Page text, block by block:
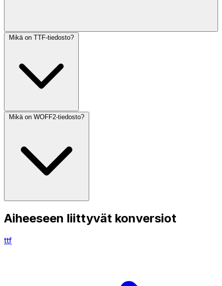
Mikä on TTF-tiedosto?
Mikä on WOFF2-tiedosto?
Aiheeseen liittyvät konversiot
ttf